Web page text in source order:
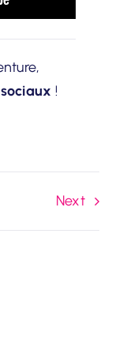
!
Next